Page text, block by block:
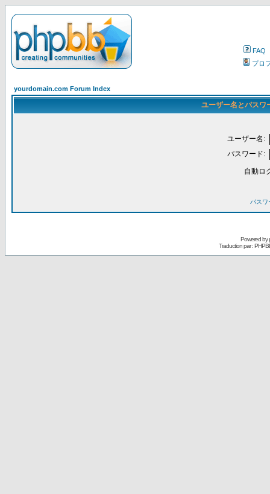
FAQ
プロ
yourdomain.com Forum Index
ユーザー名とパスワ
ユーザー名:
パスワード:
自動ロ
パスワ
Powered by
Traduction par :